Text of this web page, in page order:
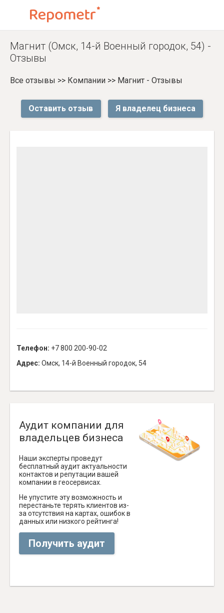
Магнит (Омск, 14-й Военный городок, 54) -
Отзывы
Все отзывы >> Компании >> Магнит - Отзывы
Оставить отзыв Я владелец бизнеса
Телефон: +7 800 200-90-02
Адрес: Омск, 14-й Военный городок, 54
Аудит компании для
владельцев бизнеса
Наши эксперты проведут
бесплатный аудит актуальности
контактов и репутации вашей
компании в геосервисах.
Не упустите эту возможность и
перестаньте терять клиентов из-
за отсутствия на картах, ошибок в
данных или низкого рейтинга!
Получить аудит